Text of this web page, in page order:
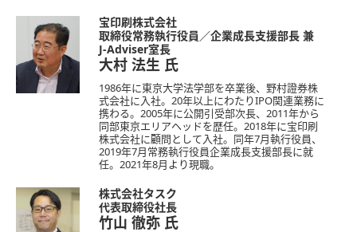
宝印刷株式会社
取締役常務執行役員／企業成長支援部長 兼
J-Adviser室長
大村 法生 氏
1986年に東京大学法学部を卒業後、野村證券株
式会社に入社。20年以上にわたりIPO関連業務に
携わる。2005年に公開引受部次長、2011年から
同部東京エリアヘッドを歴任。2018年に宝印刷
株式会社に顧問として入社。同年7月執行役員、
2019年7月常務執行役員企業成長支援部長に就
任。2021年8月より現職。
株式会社タスク
代表取締役社長
竹山 徹弥 氏